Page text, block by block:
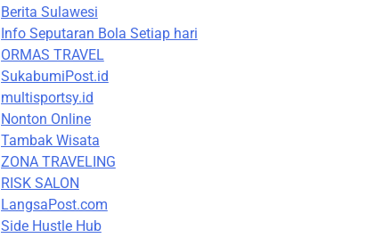
Berita Sulawesi
Info Seputaran Bola Setiap hari
ORMAS TRAVEL
SukabumiPost.id
multisportsy.id
Nonton Online
Tambak Wisata
ZONA TRAVELING
RISK SALON
LangsaPost.com
Side Hustle Hub